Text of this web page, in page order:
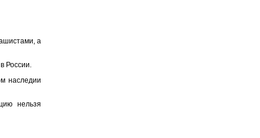
а
России.
наследии
нельзя